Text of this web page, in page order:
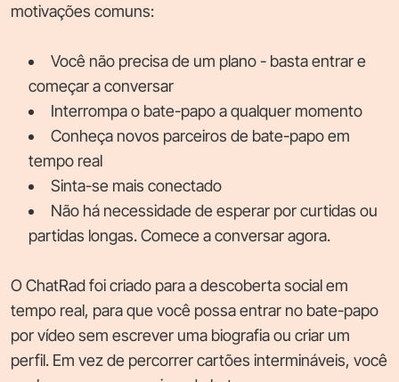
motivações comuns:
Você não precisa de um plano - basta entrar e
começar a conversar
Interrompa o bate-papo a qualquer momento
Conheça novos parceiros de bate-papo em
tempo real
Sinta-se mais conectado
Não há necessidade de esperar por curtidas ou
partidas longas. Comece a conversar agora.
O ChatRad foi criado para a descoberta social em
tempo real, para que você possa entrar no bate-papo
por vídeo sem escrever uma biografia ou criar um
perfil. Em vez de percorrer cartões intermináveis, você